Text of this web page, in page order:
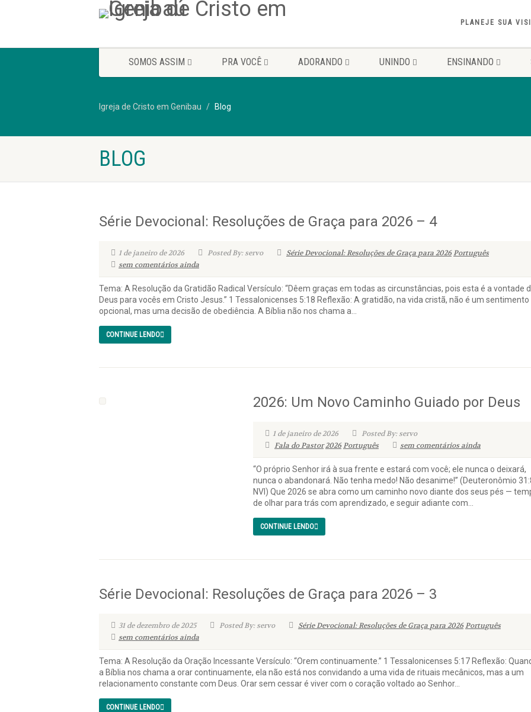
PLANEJE SUA
SOMOS ASSIM PRA VOCÊ ADORANDO UNINDO ENSINANDO
Igreja de Cristo em Genibau Blog
BLOG
Série Devocional: Resoluções de Graça para 2026 – 4
1 de janeiro de 2026 Posted By: servo Série Devocional: Resoluções de Graça para 2026Português
sem comentários ainda
Tema: A Resolução da Gratidão Radical Versículo: “Dêem graças em todas as circunstâncias, pois esta é a vontade
Deus para vocês em Cristo Jesus.” 1 Tessalonicenses 5:18 Reflexão: A gratidão, na vida cristã, não é um sentimento
opcional, mas uma decisão de obediência. A Bíblia não nos chama a...
CONTINUE LENDO
2026: Um Novo Caminho Guiado por Deus
1 de janeiro de 2026
Posted By: servo
Fala do Pastor2026Português sem comentários ainda
“O próprio Senhor irá à sua frente e estará com você; ele nunca o deixará,
nunca o abandonará. Não tenha medo! Não desanime!” (Deuteronômio
NVI) Que 2026 se abra como um caminho novo diante dos seus pés —
de olhar para trás com aprendizado, e seguir adiante com...
CONTINUE LENDO
Série Devocional: Resoluções de Graça para 2026 – 3
31 de dezembro de 2025 Posted By: servo Série Devocional: Resoluções de Graça para 2026Português
sem comentários ainda
Tema: A Resolução da Oração Incessante Versículo: “Orem continuamente.” 1 Tessalonicenses 5:17 Reflexão:
a Bíblia nos chama a orar continuamente, ela não está nos convidando a uma vida de rituais mecânicos, mas a um
relacionamento constante com Deus. Orar sem cessar é viver com o coração voltado ao Senhor...
CONTINUE LENDO